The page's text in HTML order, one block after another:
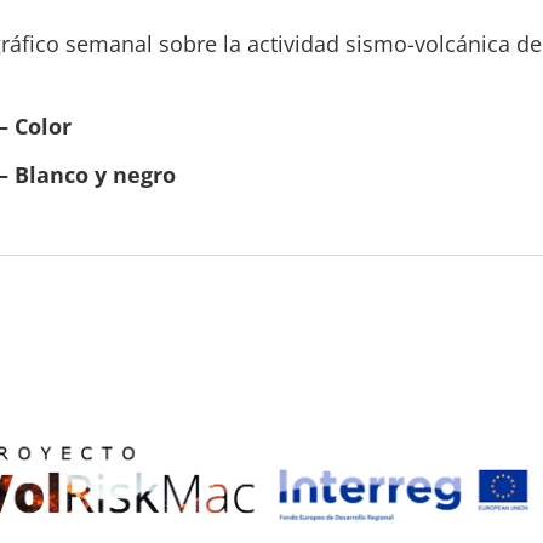
semanal sobre la actividad sismo-volcánica
Color
Blanco y negro